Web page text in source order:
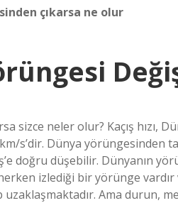
çıkarsa ne olur
sizce neler olur? Kaçış hızı,
s’dir. Dünya yörüngesinden
doğru düşebilir. Dünyanın
izlediği bir yörünge
uzaklaşmaktadır. Ama durun,